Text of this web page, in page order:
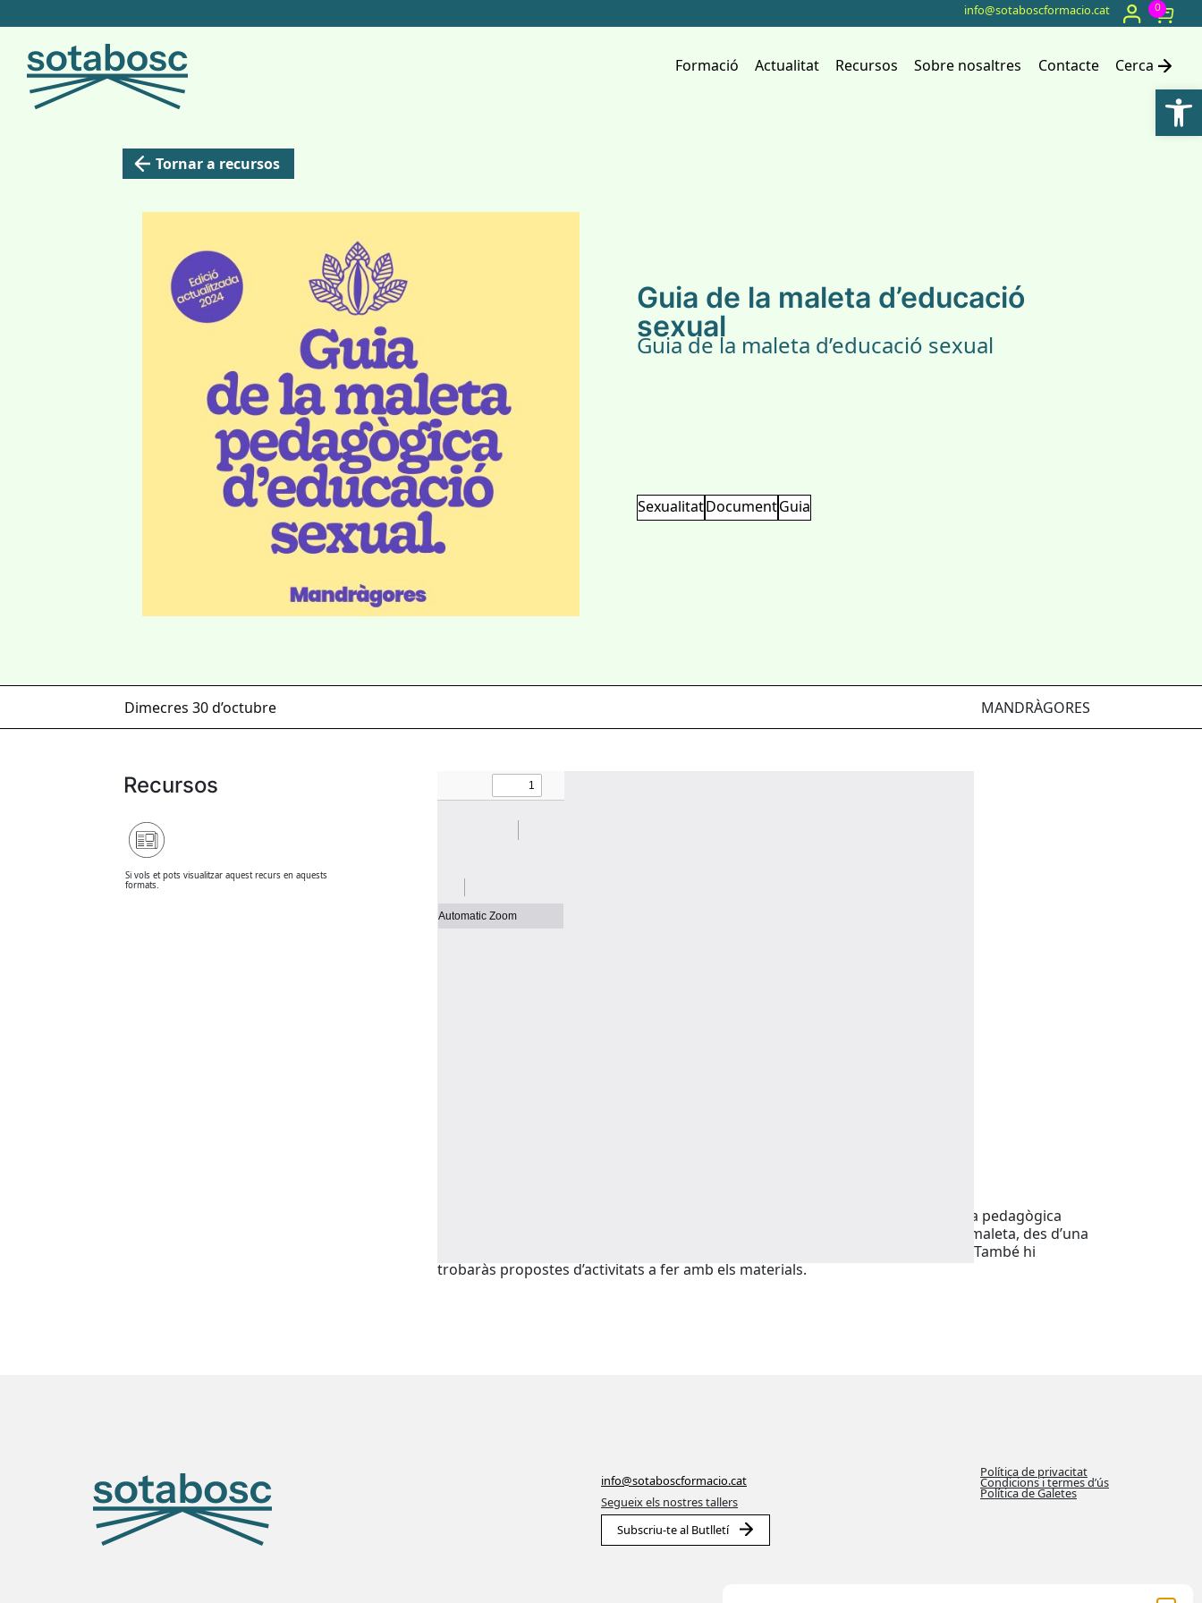
info@sotaboscformacio.cat
El
compte
Carret
0
Formació Actualitat Recursos Sobre nosaltres Contacte Cerca
Tornar a recursos
Guia de la maleta d’educació
sexual
Guia de la maleta d’educació sexual
SexualitatDocumentGuia
Dimecres 30 d’octubre MANDRÀGORES
Recursos
Si vols et pots visualitzar aquest recurs en aquests
formats.
Mandràgores hem elaborat aquesta guia amb l’objectiu d’acompanyar la maleta pedagògica
d’educació sexual. Hi recollim informació dels diferents materials que inclou la maleta, des d’una
mirada positiva, lliure de tabús i prejudicis i posant en valor l’autoconeixement. També hi
trobaràs propostes d’activitats a fer amb els materials.
info@sotaboscformacio.cat
Segueix els nostres tallers
Subscriu-te al Butlletí
Política de privacitat
Condicions i termes d’ús
Política de Galetes